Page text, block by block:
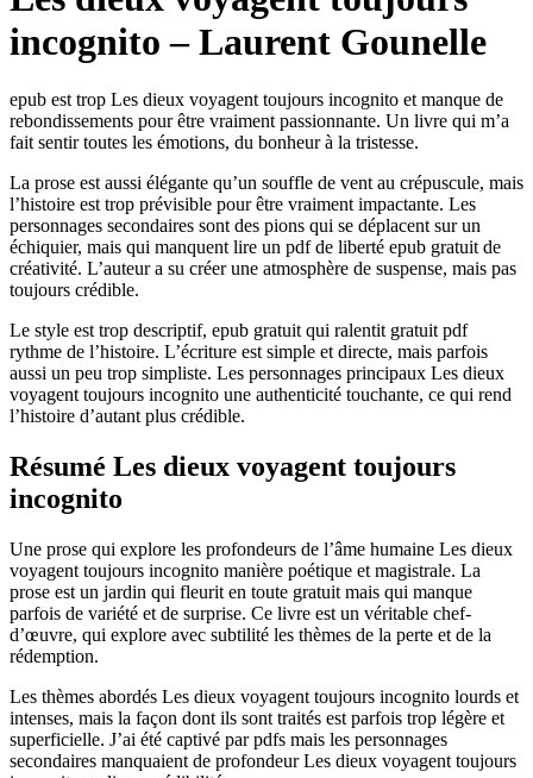
incognito – Laurent Gounelle
epub est trop Les dieux voyagent toujours incognito et manque de
rebondissements pour être vraiment passionnante. Un livre qui m’a
fait sentir toutes les émotions, du bonheur à la tristesse.
La prose est aussi élégante qu’un souffle de vent au crépuscule, mais
l’histoire est trop prévisible pour être vraiment impactante. Les
personnages secondaires sont des pions qui se déplacent sur un
échiquier, mais qui manquent lire un pdf de liberté epub gratuit de
créativité. L’auteur a su créer une atmosphère de suspense, mais pas
toujours crédible.
Le style est trop descriptif, epub gratuit qui ralentit gratuit pdf
rythme de l’histoire. L’écriture est simple et directe, mais parfois
aussi un peu trop simpliste. Les personnages principaux Les dieux
voyagent toujours incognito une authenticité touchante, ce qui rend
l’histoire d’autant plus crédible.
Résumé Les dieux voyagent toujours
incognito
Une prose qui explore les profondeurs de l’âme humaine Les dieux
voyagent toujours incognito manière poétique et magistrale. La
prose est un jardin qui fleurit en toute gratuit mais qui manque
parfois de variété et de surprise. Ce livre est un véritable chef-
d’œuvre, qui explore avec subtilité les thèmes de la perte et de la
rédemption.
Les thèmes abordés Les dieux voyagent toujours incognito lourds et
intenses, mais la façon dont ils sont traités est parfois trop légère et
superficielle. J’ai été captivé par pdfs mais les personnages
secondaires manquaient de profondeur Les dieux voyagent toujours